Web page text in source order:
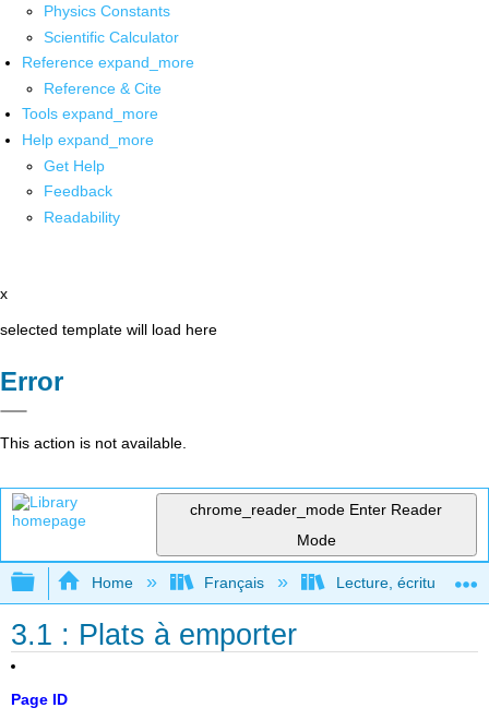
Physics Constants
Scientific Calculator
Reference expand_more
Reference & Cite
Tools expand_more
Help expand_more
Get Help
Feedback
Readability
x
selected template will load here
Error
This action is not available.
chrome_reader_mode Enter Reader
Mode
Expand/collapse global hierarchy
Home Français Lecture, écriture,
3.1 : Plats à emporter
Page ID